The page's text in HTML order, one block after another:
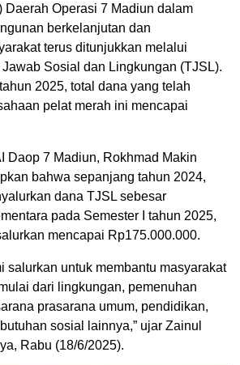
Daerah Operasi 7 Madiun dalam
berkelanjutan dan
terus ditunjukkan melalui
Jawab Sosial dan Lingkungan (TJSL).
2025, total dana yang telah
pelat merah ini mencapai
Daop 7 Madiun, Rokhmad Makin
bahwa sepanjang tahun 2024,
dana TJSL sebesar
pada Semester I tahun 2025,
mencapai Rp175.000.000.
salurkan untuk membantu masyarakat
dari lingkungan, pemenuhan
prasarana umum, pendidikan,
sosial lainnya,” ujar Zainul
Rabu (18/6/2025).